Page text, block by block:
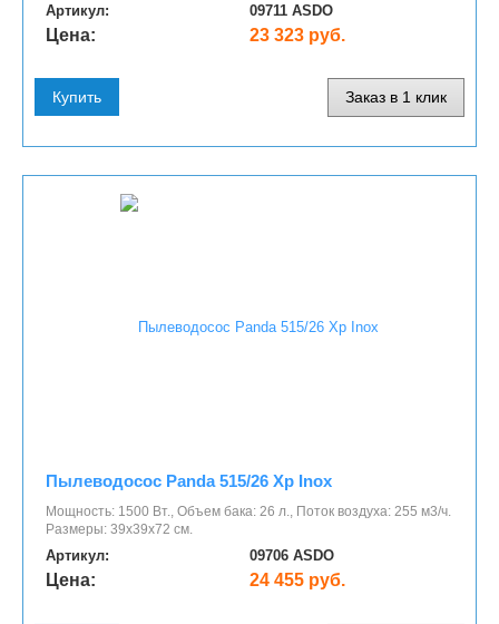
Артикул: 09711 ASDO
Цена: 23 323 руб.
Купить Заказ в 1 клик
Пылеводосос Panda 515/26 Xp Inox
Мощность: 1500 Вт., Объем бака: 26 л., Поток воздуха: 255 м3/ч.
Размеры: 39х39х72 cм.
Артикул: 09706 ASDO
Цена: 24 455 руб.